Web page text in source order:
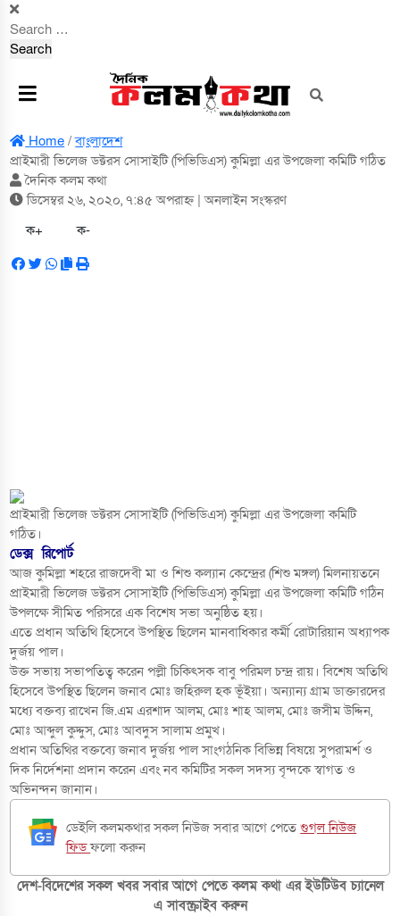
Search
for:
Home /বাংলাদেশ
প্রাইমারী ভিলেজ ডক্টরস সোসাইটি (পিভিডিএস) কুমিল্লা এর উপজেলা কমিটি গঠিত
দৈনিক কলম কথা
ডিসেম্বর ২৬, ২০২০, ৭:৪৫ অপরাহ্ন | অনলাইন সংস্করণ
ক+
ক-
প্রাইমারী ভিলেজ ডক্টরস সোসাইটি (পিভিডিএস) কুমিল্লা এর উপজেলা কমিটি
গঠিত।
ডেক্স রিপোর্ট
আজ কুমিল্লা শহরে রাজদেবী মা ও শিশু কল্যান কেন্দ্রের (শিশু মঙ্গল) মিলনায়তনে
প্রাইমারী ভিলেজ ডক্টরস সোসাইটি (পিভিডিএস) কুমিল্লা এর উপজেলা কমিটি গঠিন
উপলক্ষে সীমিত পরিসরে এক বিশেষ সভা অনুষ্ঠিত হয়।
এতে প্রধান অতিথি হিসেবে উপস্থিত ছিলেন মানবাধিকার কর্মী রোটারিয়ান অধ্যাপক
দুর্জয় পাল।
উক্ত সভায় সভাপতিত্ব করেন পল্লী চিকিৎসক বাবু পরিমল চন্দ্র রায়। বিশেষ অতিথি
হিসেবে উপস্থিত ছিলেন জনাব মোঃ জহিরুল হক ভূঁইয়া। অন্যান্য গ্রাম ডাক্তারদের
মধ্যে বক্তব্য রাখেন জি.এম এরশাদ আলম, মোঃ শাহ আলম, মোঃ জসীম উদ্দিন,
মোঃ আব্দুল কুদ্দুস, মোঃ আবদুস সালাম প্রমুখ।
প্রধান অতিথির বক্তব্যে জনাব দুর্জয় পাল সাংগঠনিক বিভিন্ন বিষয়ে সুপরামর্শ ও
দিক নির্দেশনা প্রদান করেন এবং নব কমিটির সকল সদস্য বৃন্দকে স্বাগত ও
অভিনন্দন জানান।
ডেইলি কলমকথার সকল নিউজ সবার আগে পেতেগুগল নিউজ
ফিডফলো করুন
দেশ-বিদেশের সকল খবর সবার আগে পেতে কলম কথা এর ইউটিউব চ্যানেল
এ সাবস্ক্রাইব করুন